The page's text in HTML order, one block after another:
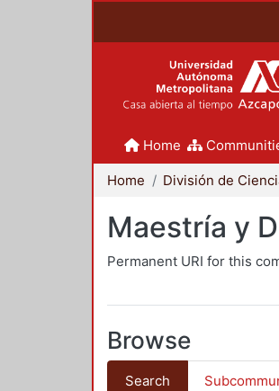
Home
Home
Maestría y
Permanent URI for this
Browse
Search